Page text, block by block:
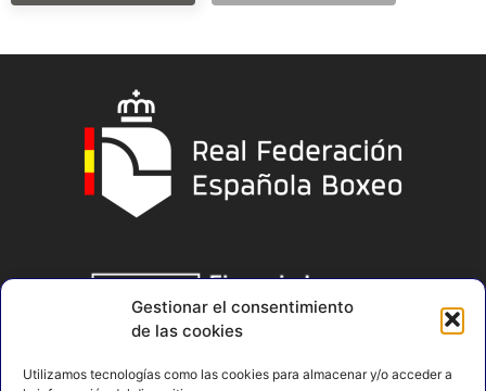
Gestionar el consentimiento
de las cookies
Utilizamos tecnologías como las cookies para almacenar y/o acceder a